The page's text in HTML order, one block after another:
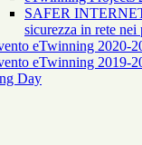
SAFER
sicurezza in rete
eTwinning 2020-
eTwinning 2019-
Day